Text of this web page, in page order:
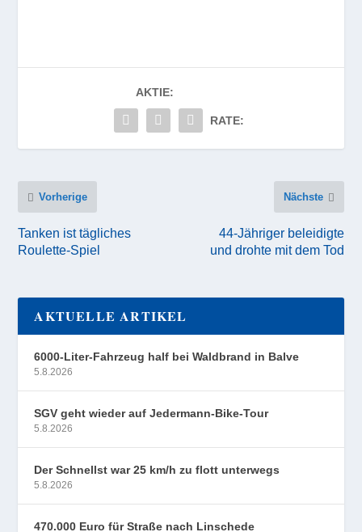
AKTIE:
RATE:
Vorherige
Tanken ist tägliches
Roulette-Spiel
Nächste
44-Jähriger beleidigte
und drohte mit dem Tod
AKTUELLE ARTIKEL
6000-Liter-Fahrzeug half bei Waldbrand in Balve
5.8.2026
SGV geht wieder auf Jedermann-Bike-Tour
5.8.2026
Der Schnellst war 25 km/h zu flott unterwegs
5.8.2026
470.000 Euro für Straße nach Linschede